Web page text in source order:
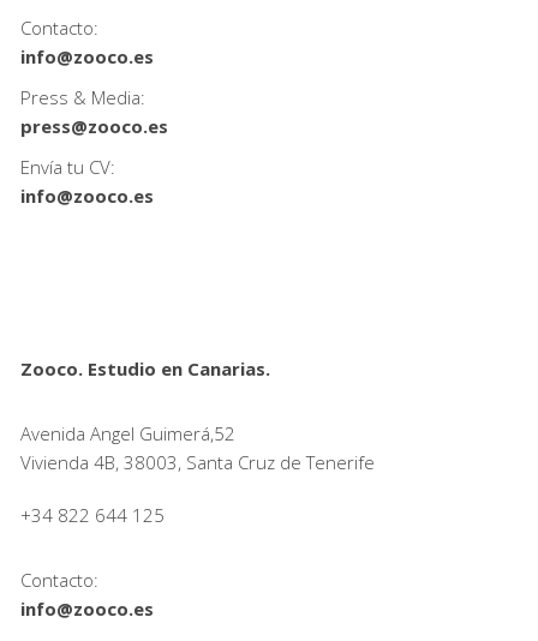
Contacto:
info@zooco.es
Press & Media:
press@zooco.es
Envía tu CV:
info@zooco.es
Zooco. Estudio en Canarias.
Avenida Angel Guimerá,52
Vivienda 4B, 38003, Santa Cruz de Tenerife
+34 822 644 125
Contacto:
info@zooco.es